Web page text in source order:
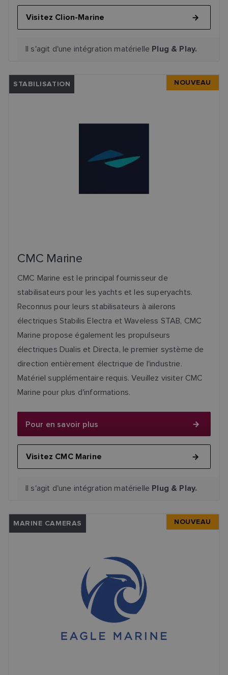
Visitez Clion-Marine
Il s'agit d'une intégration matérielle Plug & Play.
STABILISATION NOUVEAU
CMC Marine
CMC Marine est le principal fournisseur de
stabilisateurs pour les yachts et les superyachts.
Reconnus pour leurs stabilisateurs à ailerons
électriques Stabilis Electra et Waveless STAB, CMC
Marine propose également les propulseurs
électriques Dualis et Directa, le premier système de
direction entièrement électrique de l'industrie.
Matériel supplémentaire requis. Veuillez visiter CMC
Marine pour plus d'informations.
Pour en savoir plus
Visitez CMC Marine
Il s'agit d'une intégration matérielle Plug & Play.
MARINE CAMERAS NOUVEAU